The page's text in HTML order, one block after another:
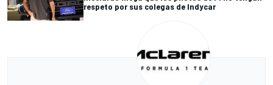
respeto por sus colegas de Indycar